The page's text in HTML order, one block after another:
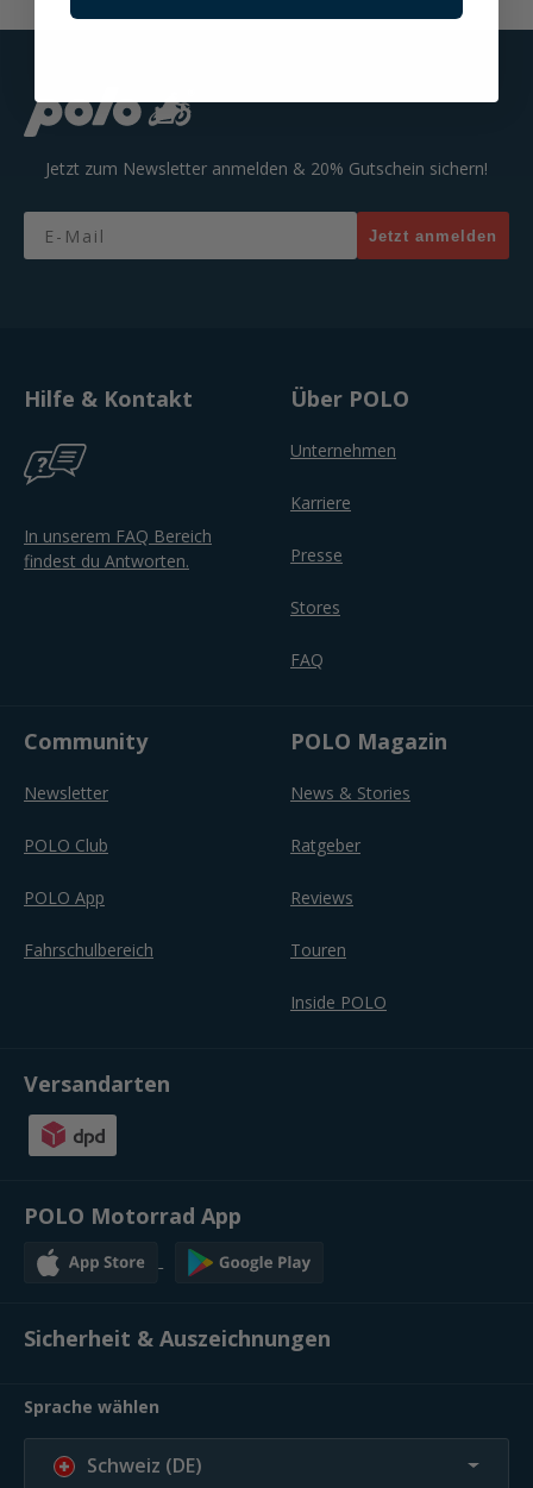
Jetzt zum Newsletter anmelden & 20% Gutschein sichern!
Email
Jetzt anmelden
Hilfe & Kontakt
In unserem FAQ Bereich
findest du Antworten.
Über POLO
Unternehmen
Karriere
Presse
Stores
FAQ
Community
Newsletter
POLO Club
POLO App
Fahrschulbereich
POLO Magazin
News & Stories
Ratgeber
Reviews
Touren
Inside POLO
Versandarten
POLO Motorrad App
Sicherheit & Auszeichnungen
Sprache wählen
Schweiz (DE)